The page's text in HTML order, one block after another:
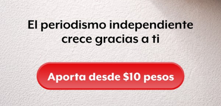
sí y que presuntamente desviaron más de 200 millones
de pesos de la Secretaría de Educación Pública, durante
2013”, me permito hacer las siguientes precisiones:
La SEP en 2013, convino con la Universidad Autónoma
del Estado de México (UAEM) la prestación del
servicio de digitalización de los archivos de cédulas
profesionales.
La Secretaría no ha llevado ninguna contratación, ni